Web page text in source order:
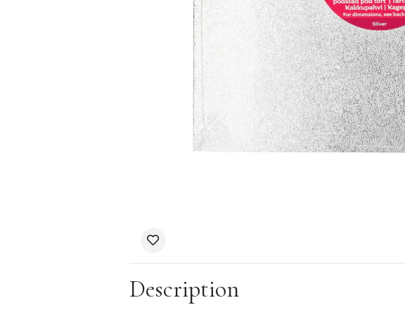
Description